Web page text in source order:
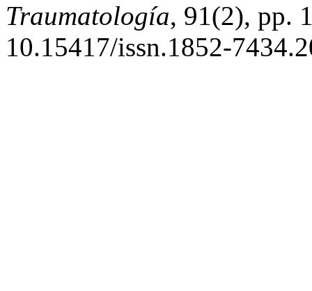
Traumatología, 91(2), pp.
10.15417/issn.1852-